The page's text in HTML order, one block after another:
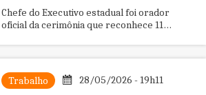
Chefe do Executivo estadual foi orador
oficial da cerimônia que reconhece 11
Trabalho 28/05/2026 - 19h11